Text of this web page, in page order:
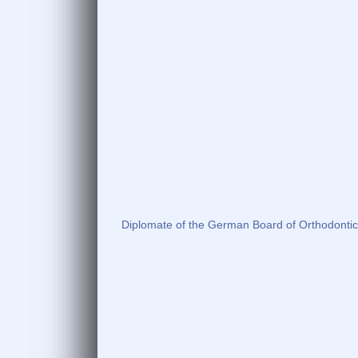
Diplomate of the German Board of